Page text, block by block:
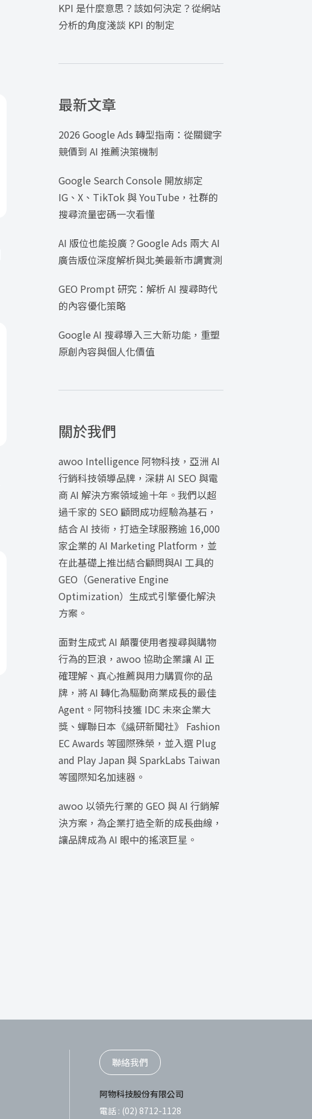
KPI 是什麼意思？該如何決定？從網站
分析的角度淺談 KPI 的制定
最新文章
2026 Google Ads 轉型指南：從關鍵字
競價到 AI 推薦決策機制
Google Search Console 開放綁定
IG、X、TikTok 與 YouTube，社群的
搜尋流量密碼一次看懂
AI 版位也能投廣？Google Ads 兩大 AI
廣告版位深度解析與北美最新市調實測
GEO Prompt 研究：解析 AI 搜尋時代
的內容優化策略
Google AI 搜尋導入三大新功能，重塑
原創內容與個人化價值
關於我們
awoo Intelligence 阿物科技，亞洲 AI
行銷科技領導品牌，深耕 AI SEO 與電
商 AI 解決方案領域逾十年。我們以超
過千家的 SEO 顧問成功經驗為基石，
結合 AI 技術，打造全球服務逾 16,000
家企業的 AI Marketing Platform，並
在此基礎上推出結合顧問與AI 工具的
GEO（Generative Engine
Optimization）生成式引擎優化解決
方案。
面對生成式 AI 顛覆使用者搜尋與購物
行為的巨浪，awoo 協助企業讓 AI 正
確理解、真心推薦與用力購買你的品
牌，將 AI 轉化為驅動商業成長的最佳
Agent。阿物科技獲 IDC 未來企業大
獎、蟬聯日本《繊研新聞社》 Fashion
EC Awards 等國際殊榮，並入選 Plug
and Play Japan 與 SparkLabs Taiwan
等國際知名加速器。
awoo 以領先行業的 GEO 與 AI 行銷解
決方案，為企業打造全新的成長曲線，
讓品牌成為 AI 眼中的搖滾巨星。
聯絡我們
阿物科技股份有限公司
電話 : (02) 8712-1128